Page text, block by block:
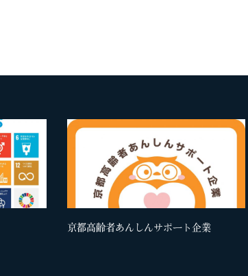
京都高齢者あんしんサポート企業